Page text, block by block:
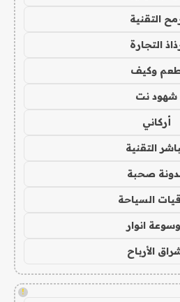
التقنية
التجارة
وكيف
شهود نت
أركاني
التقنية
صحبة
السياحة
انوار
الأرباح
!